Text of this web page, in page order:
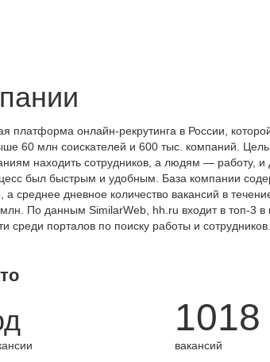
платформа онлайн-рекрутинга в России,
60 млн соискателей и 600 тыс. компаний.
находить сотрудников, а людям — работу, и
был быстрым и удобным. База компании
среднее дневное количество вакансий в
По данным SimilarWeb, hh.ru входит в топ-3 в
среди порталов по поиску работы и сотрудников.
1018
вакансий